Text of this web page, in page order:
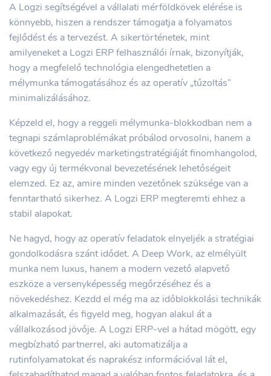
A Logzi segítségével a vállalati mérföldkövek elérése is
könnyebb, hiszen a rendszer támogatja a folyamatos
fejlődést és a tervezést. A sikertörténetek, mint
amilyeneket a Logzi ERP felhasználói írnak, bizonyítják,
hogy a megfelelő technológia elengedhetetlen a
mélymunka támogatásához és az operatív „tűzoltás”
minimalizálásához.
Képzeld el, hogy a reggeli mélymunka-blokkodban nem a
tegnapi számlaproblémákat próbálod orvosolni, hanem a
következő negyedév marketingstratégiáját finomhangolod,
vagy egy új termékvonal bevezetésének lehetőségeit
elemzed. Ez az, amire minden vezetőnek szüksége van a
fenntartható sikerhez. A Logzi ERP megteremti ehhez a
stabil alapokat.
Ne hagyd, hogy az operatív feladatok elnyeljék a stratégiai
gondolkodásra szánt idődet. A Deep Work, az elmélyült
munka nem luxus, hanem a modern vezető alapvető
eszköze a versenyképesség megőrzéséhez és a
növekedéshez. Kezdd el még ma az időblokkolási technikák
alkalmazását, és figyeld meg, hogyan alakul át a
vállalkozásod jövője. A Logzi ERP-vel a hátad mögött, egy
megbízható partnerrel, aki automatizálja a
rutinfolyamatokat és naprakész információval lát el,